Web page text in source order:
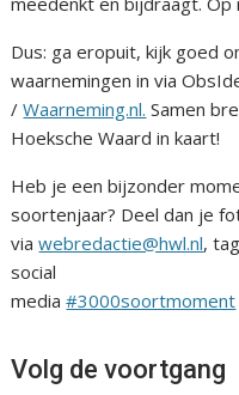
Dus: ga eropuit, kijk goed
waarnemingen in via
/Waarneming.nl. Samen
Hoeksche Waard in kaart!
Heb je een bijzonder
soortenjaar? Deel dan je
viawebredactie@hwl.nl,
social
media#3000soortmoment
Volg de voortgang